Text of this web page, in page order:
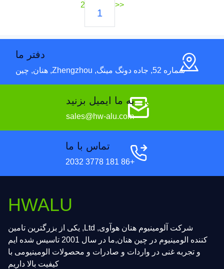
<<
1
2
دفتر ما
شماره 52, جاده دونگ مینگ, Zhengzhou, هنان, چین
به ما ایمیل بزنید
sales@hw-alu.com
تماس با ما
+86 181 3778 2032
HWALU
شرکت آلومینیوم هنان هوآوی, Ltd, یکی از بزرگترین تامین
کننده الومینیوم در چین هنان,ما در سال 2001 تاسیس شده ایم
و تجربه غنی در واردات و صادرات و محصولات الومینیومی با
کیفیت بالا داریم